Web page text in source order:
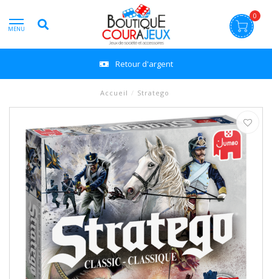
MENU
0
Retour d'argent
Accueil / Stratego